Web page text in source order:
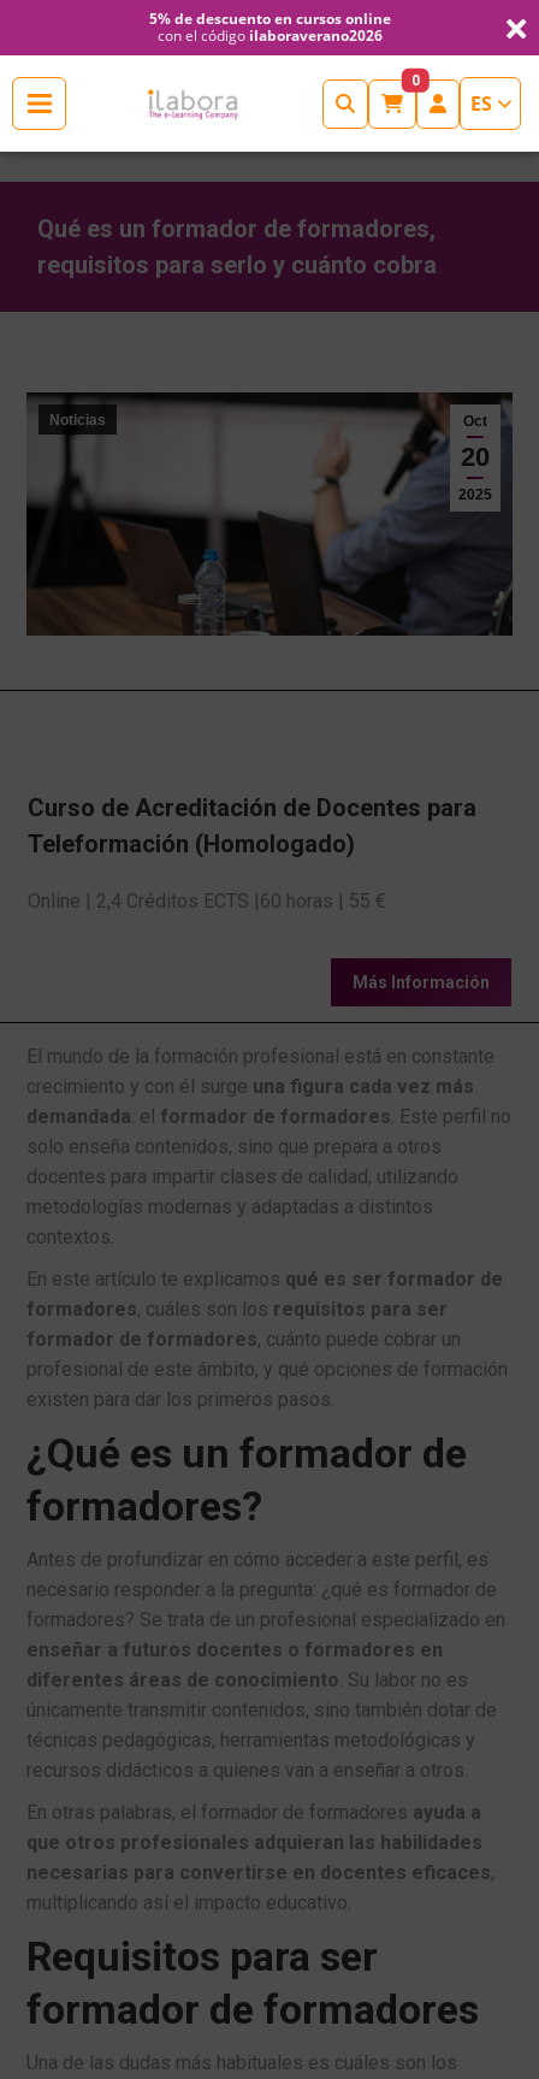
5% de descuento en cursos online
con el código ilaboraverano2026
ES
0
INICIO
FORMACIÓN
FORMACIÓN
DESA
CONTACTO
CONTACTO
info@ilabora.com
Qué es un formador de formadores,
requisitos para serlo y cuánto cobra
Oct
20
2025
Noticias
Curso de Acreditación de Docentes para
Teleformación (Homologado)
Online | 2,4 Créditos ECTS |60 horas | 55 €
Más Información
El mundo de la formación profesional está en constante
crecimiento y con él surge una figura cada vez más
demandada: el formador de formadores . Este perfil no
solo enseña contenidos, sino que prepara a otros
docentes para impartir clases de calidad, utilizando
metodologías modernas y adaptadas a distintos
contextos.
En este artículo te explicamos qué es ser formador de
formadores, cuáles son los requisitos para ser
formador de formadores, cuánto puede cobrar un
profesional de este ámbito, y qué opciones de formación
existen para dar los primeros pasos.
¿Qué es un formador de
formadores?
Antes de profundizar en cómo acceder a este perfil, es
necesario responder a la pregunta: ¿qué es formador de
formadores? Se trata de un profesional especializado en
enseñar a futuros docentes o formadores en
diferentes áreas de conocimiento . Su labor no es
únicamente transmitir contenidos, sino también dotar de
técnicas pedagógicas, herramientas metodológicas y
recursos didácticos a quienes van a enseñar a otros.
En otras palabras, el formador de formadores ayuda a
que otros profesionales adquieran las habilidades
necesarias para convertirse en docentes eficaces,
multiplicando así el impacto educativo.
Requisitos para ser
formador de formadores
Una de las dudas más habituales es cuáles son los